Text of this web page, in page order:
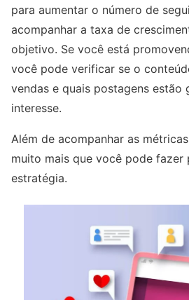
para aumentar o número de
acompanhar a taxa de
objetivo. Se você está
você pode verificar se o
vendas e quais postagens estão
interesse.
Além de acompanhar as
muito mais que você pode fazer
estratégia.